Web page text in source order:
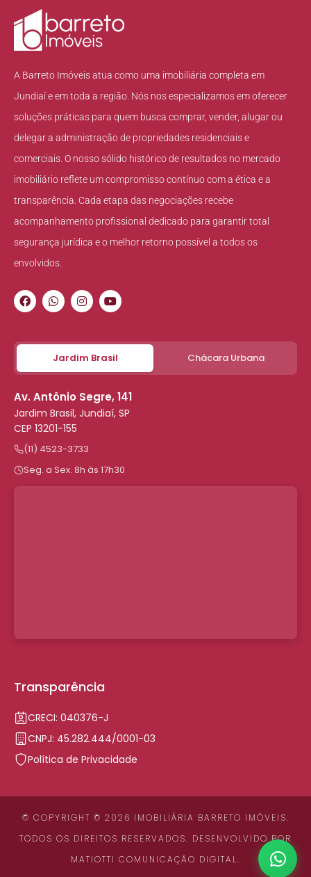
A Barreto Imóveis atua como uma imobiliária completa em
Jundiaí e em toda a região. Nós nos especializamos em oferecer
soluções práticas para quem busca comprar, vender, alugar ou
delegar a administração de propriedades residenciais e
comerciais. O nosso sólido histórico de resultados no mercado
imobiliário reflete um compromisso contínuo com a ética e a
transparência. Cada etapa das negociações recebe
acompanhamento profissional dedicado para garantir total
segurança jurídica e o melhor retorno possível a todos os
envolvidos.
Jardim Brasil Chácara Urbana
Av. Antônio Segre, 141
Jardim Brasil, Jundiaí, SP
CEP 13201-155
(11) 4523-3733
Seg. a Sex. 8h às 17h30
Transparência
CRECI: 040376-J
CNPJ: 45.282.444/0001-03
Política de Privacidade
© COPYRIGHT © 2026 IMOBILIÁRIA BARRETO IMÓVEIS.
TODOS OS DIREITOS RESERVADOS. DESENVOLVIDO POR
MATIOTTI COMUNICAÇÃO DIGITAL.